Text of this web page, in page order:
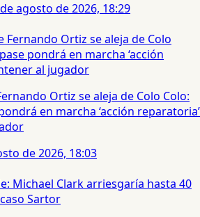
agosto de 2026, 18:29
Ortiz se aleja de Colo Colo:
en marcha ‘acción reparatoria’
de 2026, 18:03